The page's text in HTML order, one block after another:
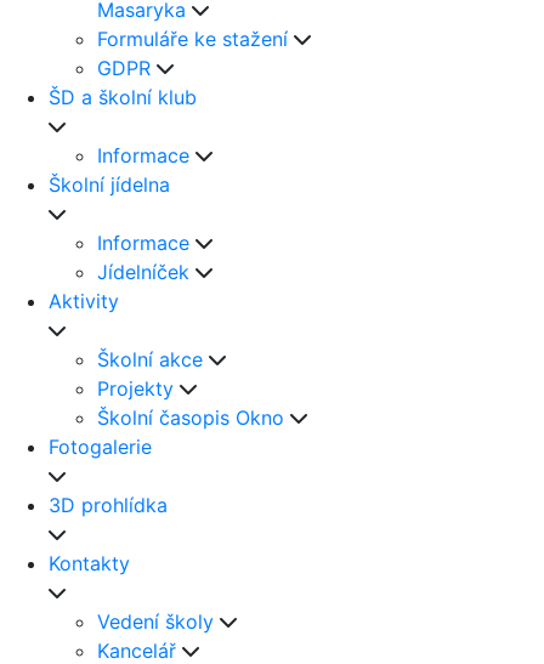
Masaryka
Formuláře ke stažení
GDPR
ŠD a školní klub
Informace
Školní jídelna
Informace
Jídelníček
Aktivity
Školní akce
Projekty
Školní časopis Okno
Fotogalerie
3D prohlídka
Kontakty
Vedení školy
Kancelář